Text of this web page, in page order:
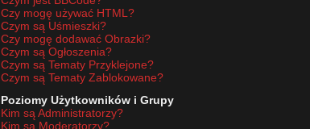
Czy mogę używać HTML?
Czym są Uśmieszki?
Czy mogę dodawać Obrazki?
Czym są Ogłoszenia?
Czym są Tematy Przyklejone?
Czym są Tematy Zablokowane?
Poziomy Użytkowników i Grupy
Kim są Administratorzy?
Kim są Moderatorzy?